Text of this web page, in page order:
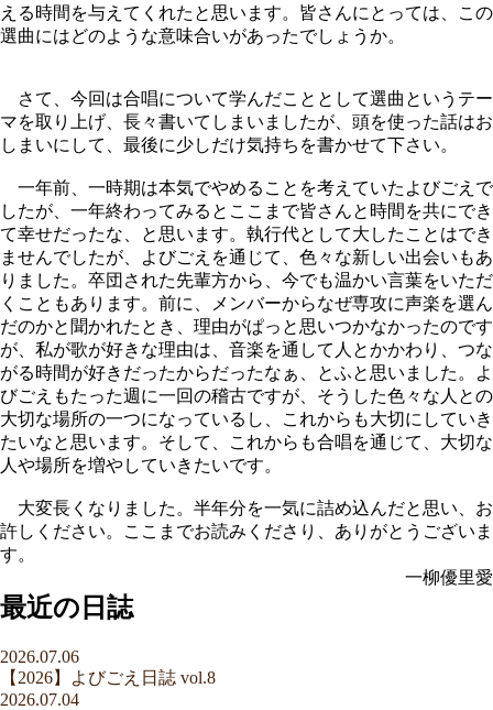
える時間を与えてくれたと思います。皆さんにとっては、この
選曲にはどのような意味合いがあったでしょうか。
さて、今回は合唱について学んだこととして選曲というテー
マを取り上げ、長々書いてしまいましたが、頭を使った話はお
しまいにして、最後に少しだけ気持ちを書かせて下さい。
一年前、一時期は本気でやめることを考えていたよびごえで
したが、一年終わってみるとここまで皆さんと時間を共にでき
て幸せだったな、と思います。執行代として大したことはでき
ませんでしたが、よびごえを通じて、色々な新しい出会いもあ
りました。卒団された先輩方から、今でも温かい言葉をいただ
くこともあります。前に、メンバーからなぜ専攻に声楽を選ん
だのかと聞かれたとき、理由がぱっと思いつかなかったのです
が、私が歌が好きな理由は、音楽を通して人とかかわり、つな
がる時間が好きだったからだったなぁ、とふと思いました。よ
びごえもたった週に一回の稽古ですが、そうした色々な人との
大切な場所の一つになっているし、これからも大切にしていき
たいなと思います。そして、これからも合唱を通じて、大切な
人や場所を増やしていきたいです。
大変長くなりました。半年分を一気に詰め込んだと思い、お
許しください。ここまでお読みくださり、ありがとうございま
す。
一柳優里愛
最近の日誌
2026.07.06
【2026】よびごえ日誌 vol.8
2026.07.04